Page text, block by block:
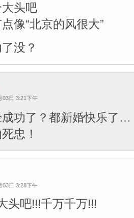
头吧
像“北京的风很大”
没？
03日 3:21下午
功了？都新婚快乐了…
忠！
03日 3:28下午
头吧!!!千万千万!!!